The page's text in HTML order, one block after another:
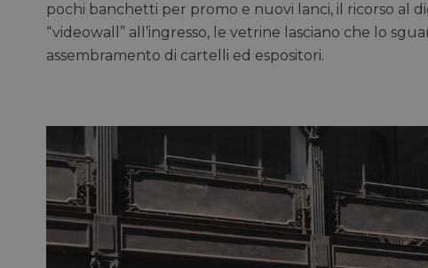
pochi banchetti per promo e nuovi lanci, il ricorso al
“videowall” all’ingresso, le vetrine lasciano che lo
assembramento di cartelli ed espositori.